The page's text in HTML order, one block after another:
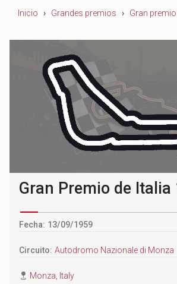
Inicio Grandes premios Gran
Gran Premio de Italia
Fecha: 13/09/1959
Circuito:Autodromo Nazionale di Monza
Monza, Italy